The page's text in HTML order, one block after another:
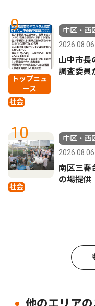
9
トップニュ
ース
社会
中区・西
2026.08.06
山中市
調査委員
10
社会
中区・西
2026.08.06
南区三
の場提供